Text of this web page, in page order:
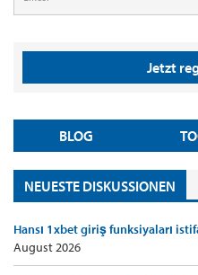
Jetzt
BLOG
NEUESTE DISKUSSIONEN
Hansı 1xbet giriş funksiyaları
August 2026